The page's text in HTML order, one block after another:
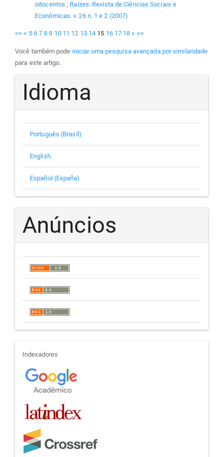
oitocentos, Raízes: Revista de Ciências Sociais e
Econômicas: v. 26 n. 1 e 2 (2007)
<< < 5 6 7 8 9 10 11 12 13 14 15 16 17 18 > >>
Você também pode iniciar uma pesquisa avançada por similaridade
para este artigo.
Idioma
Português (Brasil)
English
Español (España)
Anúncios
indexadores
Indexadores